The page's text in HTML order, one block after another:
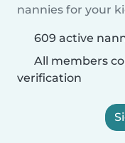
nannies for your
609 active
All members
verification